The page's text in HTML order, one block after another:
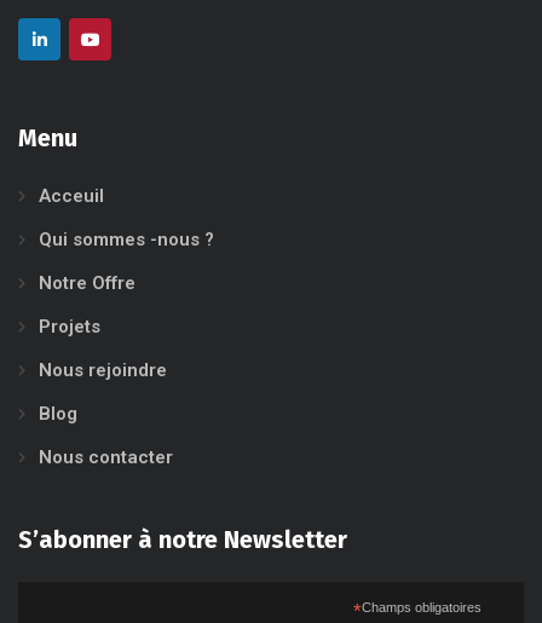
Menu
Acceuil
Qui sommes -nous ?
Notre Offre
Projets
Nous rejoindre
Blog
Nous contacter
S’abonner à notre Newsletter
*Champs obligatoires